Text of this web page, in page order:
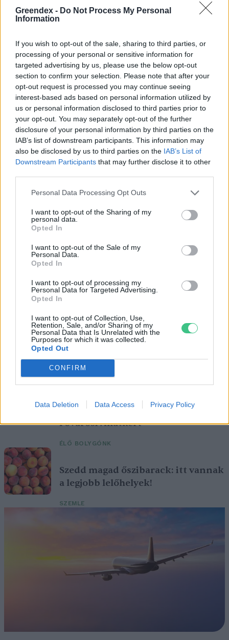
Greendex - Do Not Process My Personal
Information
If you wish to opt-out of the sale, sharing to third parties, or
processing of your personal or sensitive information for
targeted advertising by us, please use the below opt-out
section to confirm your selection. Please note that after your
opt-out request is processed you may continue seeing
interest-based ads based on personal information utilized by
us or personal information disclosed to third parties prior to
your opt-out. You may separately opt-out of the further
disclosure of your personal information by third parties on the
IAB’s list of downstream participants. This information may
also be disclosed by us to third parties on the IAB’s List of
Downstream Participants that may further disclose it to other
Personal Data Processing Opt Outs
I want to opt-out of the Sharing of my
personal data.
Opted In
I want to opt-out of the Sale of my
Personal Data.
Opted In
I want to opt-out of processing my
Personal Data for Targeted Advertising.
Opted In
I want to opt-out of Collection, Use,
Retention, Sale, and/or Sharing of my
Personal Data that Is Unrelated with the
Purposes for which it was collected.
Opted Out
CONFIRM
Data Deletion Data Access Privacy Policy
Nem csak növényrajongóknak!
– 8 arborétum, amelyet
érdemes meglátogatni
ÉLŐ BOLYGÓNK Granát-Galló Tímea 5 perc
Magyarország tele van gyönyörű növényekkel, így arborétumokkal
is. A jó idő beköszöntével érdemes minél többet felkeresni.
Születésnapi programokkal várja a
hétvégén a közönséget a 160 éves
Fővárosi Állatkert
ÉLŐ BOLYGÓNK
Szedd magad őszibarack: itt vannak
a legjobb lelőhelyek!
SZEMLE